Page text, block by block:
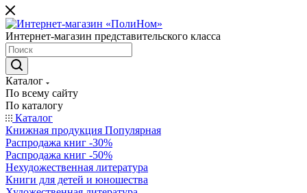
Интернет-магазин представительского класса
Каталог
По всему сайту
По каталогу
Каталог
Книжная продукция Популярная
Распродажа книг -30%
Распродажа книг -50%
Нехудожественная литература
Книги для детей и юношества